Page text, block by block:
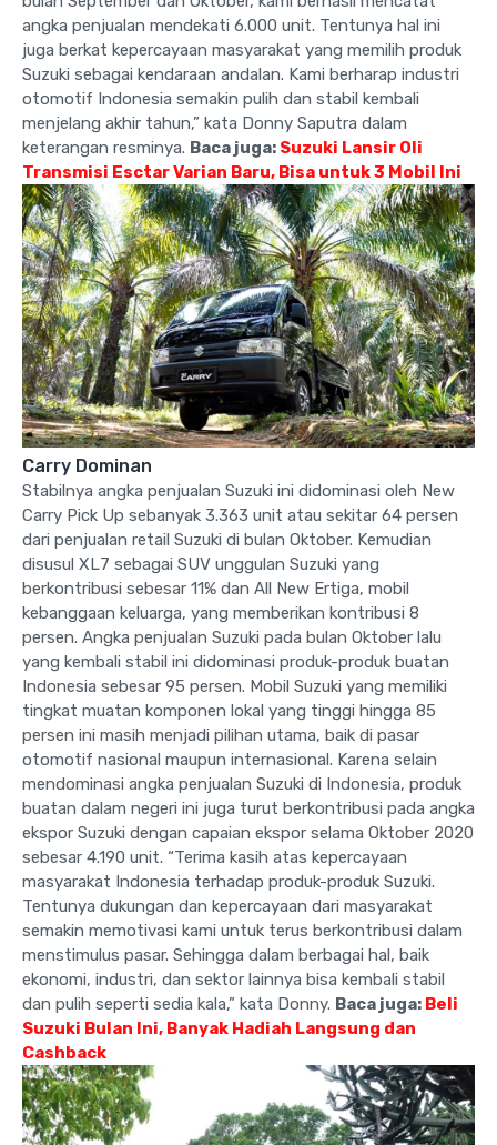
angka penjualan mendekati 6.000 unit. Tentunya hal ini
juga berkat kepercayaan masyarakat yang memilih produk
Suzuki sebagai kendaraan andalan. Kami berharap industri
otomotif Indonesia semakin pulih dan stabil kembali
menjelang akhir tahun,” kata Donny Saputra dalam
keterangan resminya. Baca juga: Suzuki Lansir Oli
Transmisi Esctar Varian Baru, Bisa untuk 3 Mobil Ini
Carry Dominan
Stabilnya angka penjualan Suzuki ini didominasi oleh New
Carry Pick Up sebanyak 3.363 unit atau sekitar 64 persen
dari penjualan retail Suzuki di bulan Oktober. Kemudian
disusul XL7 sebagai SUV unggulan Suzuki yang
berkontribusi sebesar 11% dan All New Ertiga, mobil
kebanggaan keluarga, yang memberikan kontribusi 8
persen. Angka penjualan Suzuki pada bulan Oktober lalu
yang kembali stabil ini didominasi produk-produk buatan
Indonesia sebesar 95 persen. Mobil Suzuki yang memiliki
tingkat muatan komponen lokal yang tinggi hingga 85
persen ini masih menjadi pilihan utama, baik di pasar
otomotif nasional maupun internasional. Karena selain
mendominasi angka penjualan Suzuki di Indonesia, produk
buatan dalam negeri ini juga turut berkontribusi pada angka
ekspor Suzuki dengan capaian ekspor selama Oktober 2020
sebesar 4.190 unit. “Terima kasih atas kepercayaan
masyarakat Indonesia terhadap produk-produk Suzuki.
Tentunya dukungan dan kepercayaan dari masyarakat
semakin memotivasi kami untuk terus berkontribusi dalam
menstimulus pasar. Sehingga dalam berbagai hal, baik
ekonomi, industri, dan sektor lainnya bisa kembali stabil
dan pulih seperti sedia kala,” kata Donny. Baca juga: Beli
Suzuki Bulan Ini, Banyak Hadiah Langsung dan
Cashback